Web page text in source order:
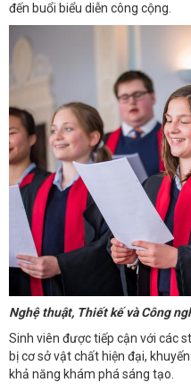
đến buổi biểu diễn công cộng.
Nghệ thuật, Thiết kế và Công
Sinh viên được tiếp cận với các
bị cơ sở vật chất hiện đại,
khả năng khám phá sáng tạo.